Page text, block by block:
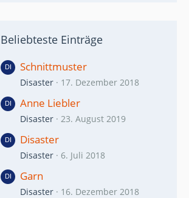
Beliebteste Einträge
Schnittmuster
Disaster 17. Dezember 2018
Anne Liebler
Disaster 23. August 2019
Disaster
Disaster 6. Juli 2018
Garn
Disaster 16. Dezember 2018